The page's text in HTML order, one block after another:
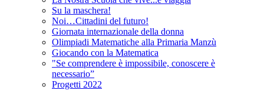
Su la maschera!
Noi…Cittadini del futuro!
Giornata internazionale della donna
Olimpiadi Matematiche alla Primaria Manzù
Giocando con la Matematica
"Se comprendere è impossibile, conoscere è
necessario”
Progetti 2022